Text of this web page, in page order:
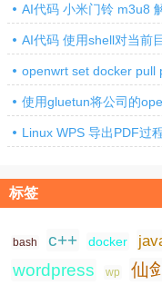
AI代码 小米门铃 m3u8
AI代码 使用shell对当前
openwrt set docker pull
使用gluetun将公司的
Linux WPS 导出PDF过
标签
bash c++ docker
wordpress wp 仙